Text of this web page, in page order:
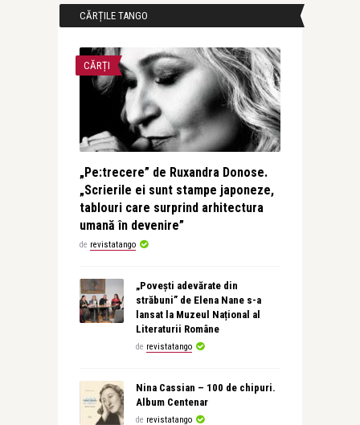
CĂRȚILE TANGO
CĂRȚI
„Pe:trecere” de Ruxandra Donose.
„Scrierile ei sunt stampe japoneze,
tablouri care surprind arhitectura
umană în devenire”
de revistatango
„Povești adevărate din
străbuni” de Elena Nane s-a
lansat la Muzeul Național al
Literaturii Române
de revistatango
Nina Cassian – 100 de chipuri.
Album Centenar
de revistatango